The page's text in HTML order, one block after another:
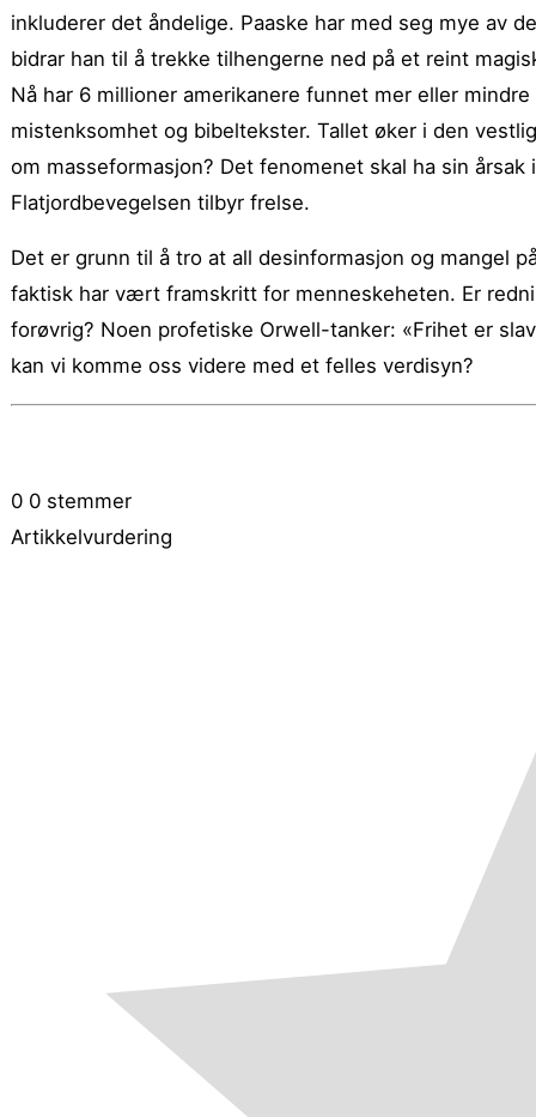
inkluderer det åndelige. Paaske har med seg mye av
bidrar han til å trekke tilhengerne ned på et reint
Nå har 6 millioner amerikanere funnet mer eller
mistenksomhet og bibeltekster. Tallet øker i den
om masseformasjon? Det fenomenet skal ha sin
Flatjordbevegelsen tilbyr frelse.
Det er grunn til å tro at all desinformasjon og mangel
faktisk har vært framskritt for menneskeheten. Er
forøvrig? Noen profetiske Orwell-tanker: «Frihet er
kan vi komme oss videre med et felles verdisyn?
0 0 stemmer
Artikkelvurdering